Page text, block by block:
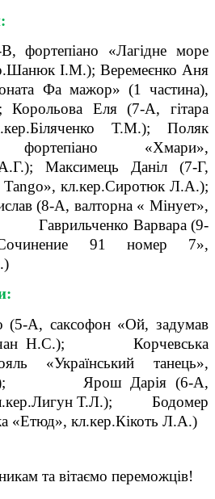
фортепіано «Лагідне море
І.М.); Веремеєнко Аня
Фа мажор» (1 частина),
Корольова Еля (7-А, гітара
Т.М.); Поляк
«Хмари»,
А.Г.); Максимець Даніл (7-Г,
Tango», кл.кер.Сиротюк Л.А.);
(8-А, валторна « Мінует»,
Гаврильченко Варвара (9-
91 номер 7»,
(5-А, саксофон «Ой, задумав
Н.С.); Корчевська
«Український танець»,
О.С.); Ярош Дарія (6-А,
Т.Л.); Бодомер
«Етюд», кл.кер.Кікоть Л.А.)
та вітаємо переможців!